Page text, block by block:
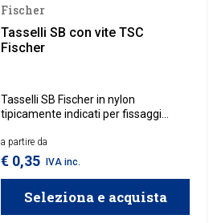
Fischer
Tasselli SB con vite TSC
Fischer
Tasselli SB Fischer in nylon
tipicamente indicati per fissaggi
calcestruzzo e muratura. Dotati di
una vite di alta qualità, questi tasselli
assicurano un’installazione rapida e
a partire da
€ 0,35 IVA inc.
Seleziona e acquista